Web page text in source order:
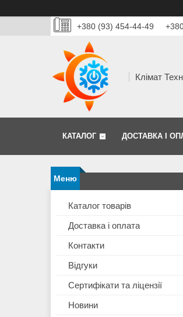
+380 (93) 454-44-49
Клімат
КАТАЛОГ ДОСТАВКА І
Каталог товарів
Доставка і оплата
Контакти
Відгуки
Сертифікати та ліцензії
Новини